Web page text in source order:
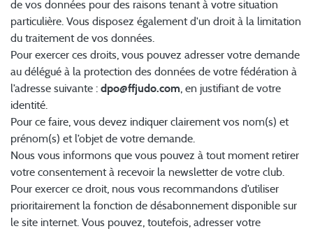
de vos données pour des raisons tenant à votre situation
particulière. Vous disposez également d'un droit à la limitation
du traitement de vos données.
Pour exercer ces droits, vous pouvez adresser votre demande
au délégué à la protection des données de votre fédération à
l’adresse suivante : dpo@ffjudo.com , en justifiant de votre
identité.
Pour ce faire, vous devez indiquer clairement vos nom(s) et
prénom(s) et l’objet de votre demande.
Nous vous informons que vous pouvez à tout moment retirer
votre consentement à recevoir la newsletter de votre club.
Pour exercer ce droit, nous vous recommandons d’utiliser
prioritairement la fonction de désabonnement disponible sur
le site internet. Vous pouvez, toutefois, adresser votre